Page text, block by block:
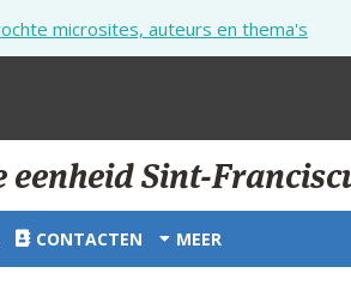
microsites, auteurs en thema's
eenheid Sint-
CONTACTEN MEER